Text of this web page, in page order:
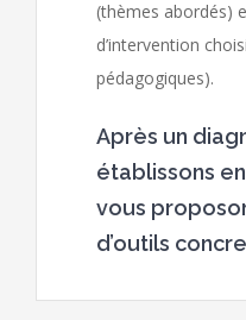
(thèmes abordés)
d’intervention
pédagogiques).
Après un
établissons
vous
d’outils